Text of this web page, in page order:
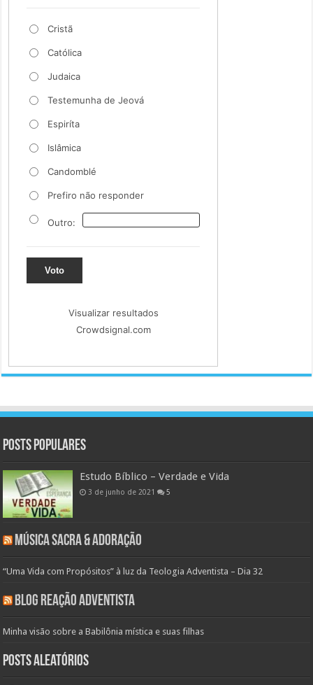
Cristã
Católica
Judaica
Testemunha de Jeová
Espiríta
Islâmica
Candomblé
Prefiro não responder
Outro:
Voto
Visualizar resultados
Crowdsignal.com
Posts populares
Estudo Bíblico – Verdade e Vida
3 de junho de 2021 5
Música Sacra & Adoração
“Uma Vida com Propósitos” à luz da Teologia Adventista – Dia 32
Blog Reação Adventista
Minha visão sobre a Babilônia mística e suas filhas
Posts aleatórios